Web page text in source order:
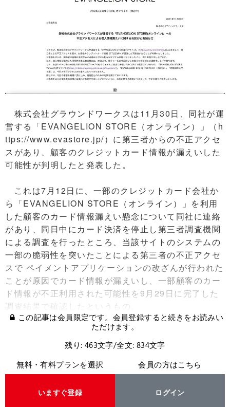
株式会社グラウンドワークスは11月30日、同社が運
営する「EVANGELION STORE（オンライン）」（h
ttps://www.evastore.jp/）に第三者からの不正アクセ
スがあり、顧客のクレジットカード情報が漏えいした
可能性が判明したと発表した。
これは7月12日に、一部のクレジットカード会社か
ら「EVANGELION STORE（オンライン）」を利用
した顧客のカード情報漏えい懸念について同社に連絡
があり、同日中にカード決済を停止し第三者調査機関
による調査を行ったところ、当該サイトのシステムの
一部の脆弱性を突いたことによる第三者の不正アクセ
スで ペイメントアプリケーションの改ざんが行われた
ことが原因でカード情報が漏えいし、一部顧客のカー
ド情報が不正利用された可能性を9月29日に完了した
調査結果で確認したというもの。
この記事は会員限定です。会員登録すると続きをお読みい
ただけます。
残り: 463文字/全文: 834文字
無料・有料プランを選択
いますぐ登録
会員の方はこちら
ログイン